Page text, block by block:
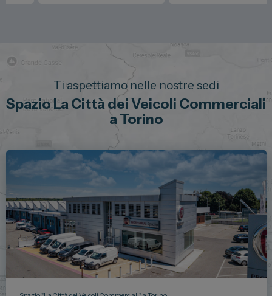
Ti aspettiamo nelle nostre sedi
Spazio La Città dei Veicoli Commerciali
a Torino